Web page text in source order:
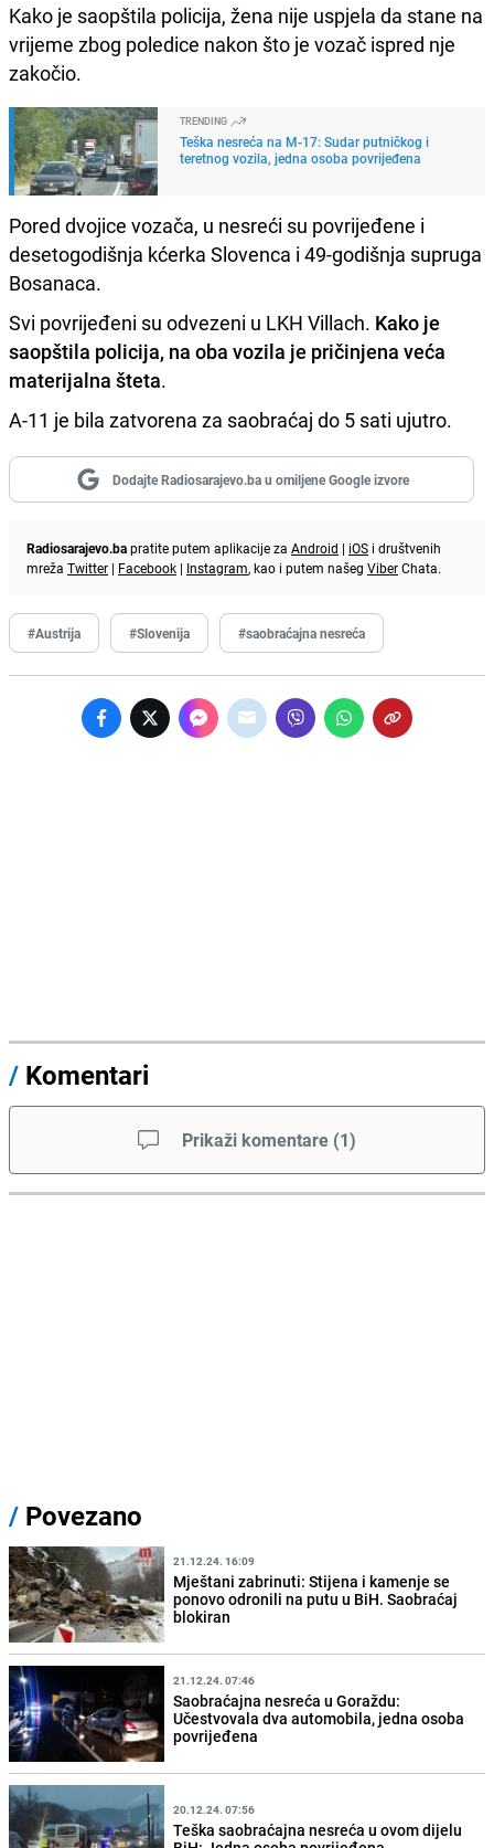
Kako je saopštila policija, žena nije uspjela da stane na
vrijeme zbog poledice nakon što je vozač ispred nje
zakočio.
TRENDING
Teška nesreća na M-17: Sudar putničkog i
teretnog vozila, jedna osoba povrijeđena
Pored dvojice vozača, u nesreći su povrijeđene i
desetogodišnja kćerka Slovenca i 49-godišnja supruga
Bosanaca.
Svi povrijeđeni su odvezeni u LKH Villach. Kako je
saopštila policija, na oba vozila je pričinjena veća
materijalna šteta.
A-11 je bila zatvorena za saobraćaj do 5 sati ujutro.
Dodajte Radiosarajevo.ba u omiljene Google izvore
Radiosarajevo.bapratite putem aplikacije za Android | iOS i društvenih
mreža Twitter | Facebook | Instagram, kao i putem našeg ViberChata.
#Austrija #Slovenija #saobraćajna nesreća
/ Komentari
Prikaži komentare (1)
/ Povezano
21.12.24. 16:09
Mještani zabrinuti: Stijena i kamenje se
ponovo odronili na putu u BiH. Saobraćaj
blokiran
21.12.24. 07:46
Saobraćajna nesreća u Goraždu:
Učestvovala dva automobila, jedna osoba
povrijeđena
20.12.24. 07:56
Teška saobraćajna nesreća u ovom dijelu